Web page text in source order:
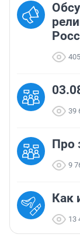
39
Про
9
Как
13